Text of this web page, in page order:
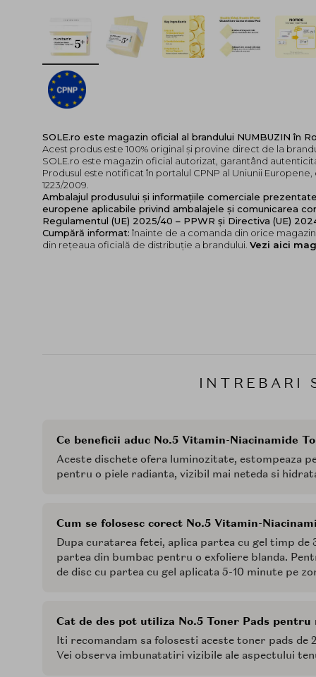
SOLE.ro este magazin oficial al brandului NUMBUZIN în
Acest produs este 100% original și provine direct de la
SOLE.ro este magazin oficial autorizat, garantând
Produsul este notificat în portalul CPNP al Uniunii
1223/2009.
Ambalajul produsului și informațiile comerciale
europene aplicabile privind ambalajele și comunicarea
Regulamentul (UE) 2025/40 – PPWR și Directiva (UE)
Cumpără informat: înainte de a comanda din orice
din rețeaua oficială de distribuție a brandului. Vezi aici
INTREBARI
Ce beneficii aduc No.5 Vitamin-Niacinamide
Aceste dischete ofera luminozitate, estompeaza
pentru o piele radianta, vizibil mai neteda si
Cum se folosesc corect No.5 Vitamin-
Dupa curatarea fetei, aplica partea cu gel timp
partea din bumbac pentru o exfoliere blanda.
de disc cu partea cu gel aplicata 5-10 minute pe
Cat de des pot utiliza No.5 Toner Pads
Iti recomandam sa folosesti aceste toner pads
Vei observa imbunatatiri vizibile ale aspectului